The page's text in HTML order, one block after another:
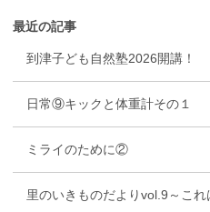
最近の記事
到津子ども自然塾2026開講！
日常⑨キックと体重計その１
ミライのために②
里のいきものだよりvol.9～こ